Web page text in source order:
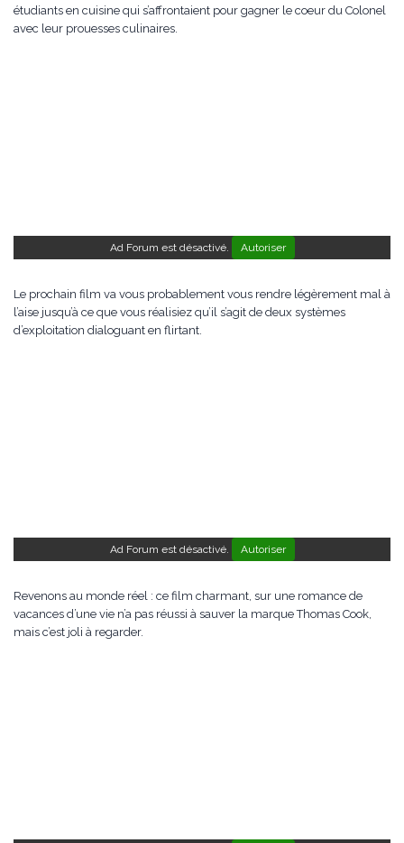
étudiants en cuisine qui s’affrontaient pour gagner le coeur du Colonel
avec leur prouesses culinaires.
Ad Forum est désactivé. Autoriser
Le prochain film va vous probablement vous rendre légèrement mal à
l’aise jusqu’à ce que vous réalisiez qu’il s’agit de deux systèmes
d’exploitation dialoguant en flirtant.
Ad Forum est désactivé. Autoriser
Revenons au monde réel : ce film charmant, sur une romance de
vacances d’une vie n’a pas réussi à sauver la marque Thomas Cook,
mais c’est joli à regarder.